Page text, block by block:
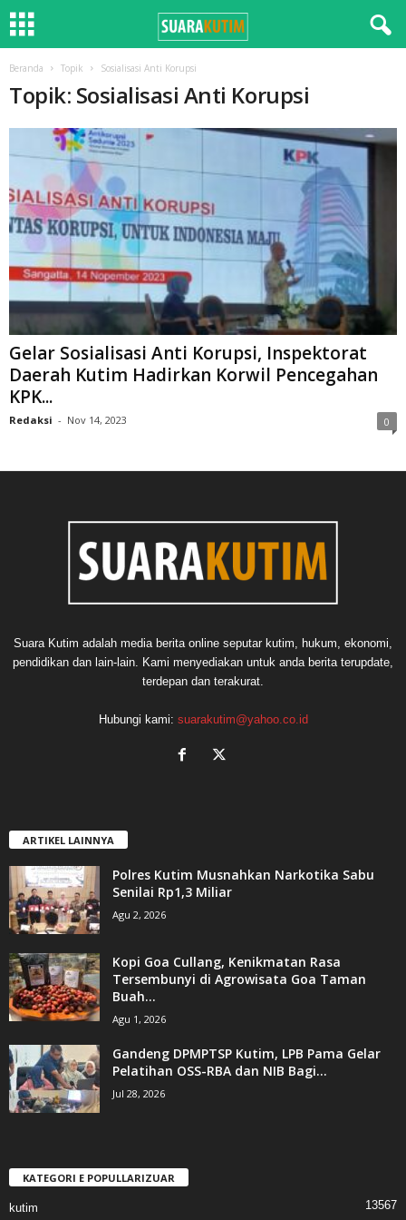
Beranda Topik Sosialisasi Anti Korupsi
Topik: Sosialisasi Anti Korupsi
Gelar Sosialisasi Anti Korupsi, Inspektorat
Daerah Kutim Hadirkan Korwil Pencegahan
KPK...
Redaksi - Nov 14, 2023 0
Suara Kutim adalah media berita online seputar kutim, hukum, ekonomi,
pendidikan dan lain-lain. Kami menyediakan untuk anda berita terupdate,
terdepan dan terakurat.
Hubungi kami: suarakutim@yahoo.co.id
ARTIKEL LAINNYA
Polres Kutim Musnahkan Narkotika Sabu
Senilai Rp1,3 Miliar
Agu 2, 2026
Kopi Goa Cullang, Kenikmatan Rasa
Tersembunyi di Agrowisata Goa Taman
Buah...
Agu 1, 2026
Gandeng DPMPTSP Kutim, LPB Pama Gelar
Pelatihan OSS-RBA dan NIB Bagi...
Jul 28, 2026
KATEGORI E POPULLARIZUAR
kutim 13567